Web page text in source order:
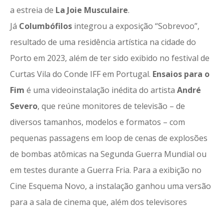
a estreia de La Joie Musculaire.
Já Columbófilos integrou a exposição “Sobrevoo”,
resultado de uma residência artística na cidade do
Porto em 2023, além de ter sido exibido no festival de
Curtas Vila do Conde IFF em Portugal. Ensaios para o
Fim é uma videoinstalação inédita do artista André
Severo, que reúne monitores de televisão – de
diversos tamanhos, modelos e formatos – com
pequenas passagens em loop de cenas de explosões
de bombas atômicas na Segunda Guerra Mundial ou
em testes durante a Guerra Fria. Para a exibição no
Cine Esquema Novo, a instalação ganhou uma versão
para a sala de cinema que, além dos televisores